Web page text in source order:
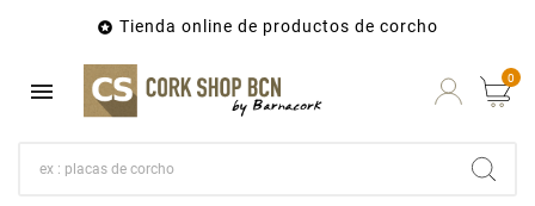
 Tienda online de productos de corcho
 0